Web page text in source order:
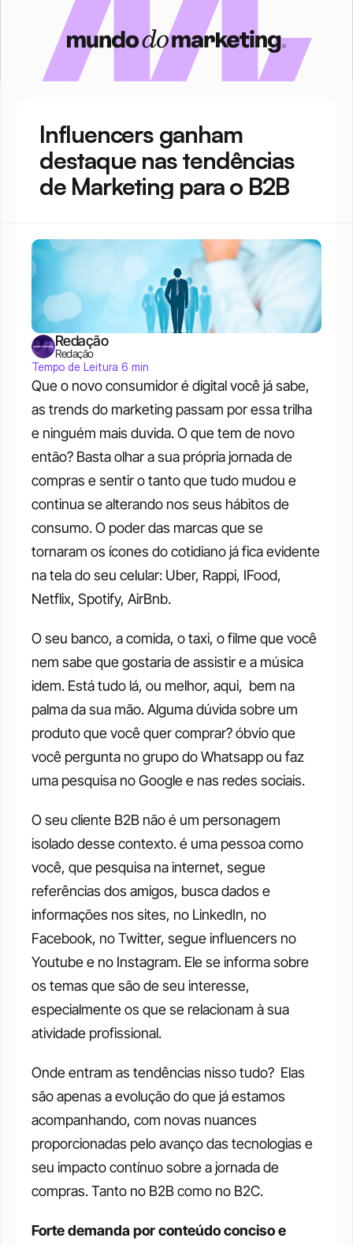
Influencers ganham
destaque nas tendências
de Marketing para o B2B
Que o novo consumidor é digital você já sabe,
as trends do marketing passam por essa trilha
e ninguém mais duvida. O que tem de novo
então? Basta olhar a sua própria jornada de
compras e sentir o tanto que tudo mudou e
continua se alterando nos seus hábitos de
consumo. O poder das marcas que se
tornaram os ícones do cotidiano já fica evidente
na tela do seu celular: Uber, Rappi, IFood,
Netflix, Spotify, AirBnb.
O seu banco, a comida, o taxi, o filme que você
nem sabe que gostaria de assistir e a música
idem. Está tudo lá, ou melhor, aqui,  bem na
palma da sua mão. Alguma dúvida sobre um
produto que você quer comprar? óbvio que
você pergunta no grupo do Whatsapp ou faz
uma pesquisa no Google e nas redes sociais.
O seu cliente B2B não é um personagem
isolado desse contexto. é uma pessoa como
você, que pesquisa na internet, segue
referências dos amigos, busca dados e
informações nos sites, no LinkedIn, no
Facebook, no Twitter, segue influencers no
Youtube e no Instagram. Ele se informa sobre
os temas que são de seu interesse,
especialmente os que se relacionam à sua
atividade profissional.
Onde entram as tendências nisso tudo?  Elas
são apenas a evolução do que já estamos
acompanhando, com novas nuances
proporcionadas pelo avanço das tecnologias e
seu impacto contínuo sobre a jornada de
compras. Tanto no B2B como no B2C.
Forte demanda por conteúdo conciso e
Redação
Redação
Tempo de Leitura 6 min